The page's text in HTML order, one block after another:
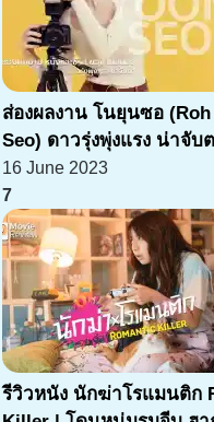
ส่องผลงาน โนยุนซอ (Roh
Seo) ดาวรุ่งพุ่งแรง น่าจับ
16 June 2023
7
รีวิวหนัง นักฆ่าโรแมนติก